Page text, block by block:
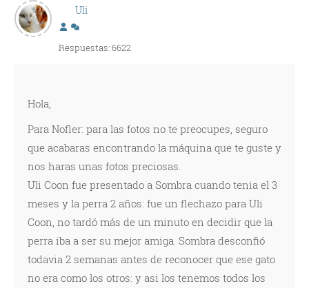
Uli
Respuestas: 6622
Hola,
Para Nofler: para las fotos no te preocupes, seguro
que acabaras encontrando la máquina que te guste y
nos haras unas fotos preciosas.
Uli Coon fue presentado a Sombra cuando tenia el 3
meses y la perra 2 años: fue un flechazo para Uli
Coon, no tardó más de un minuto en decidir que la
perra iba a ser su mejor amiga. Sombra desconfió
todavia 2 semanas antes de reconocer que ese gato
no era como los otros: y asi los tenemos todos los